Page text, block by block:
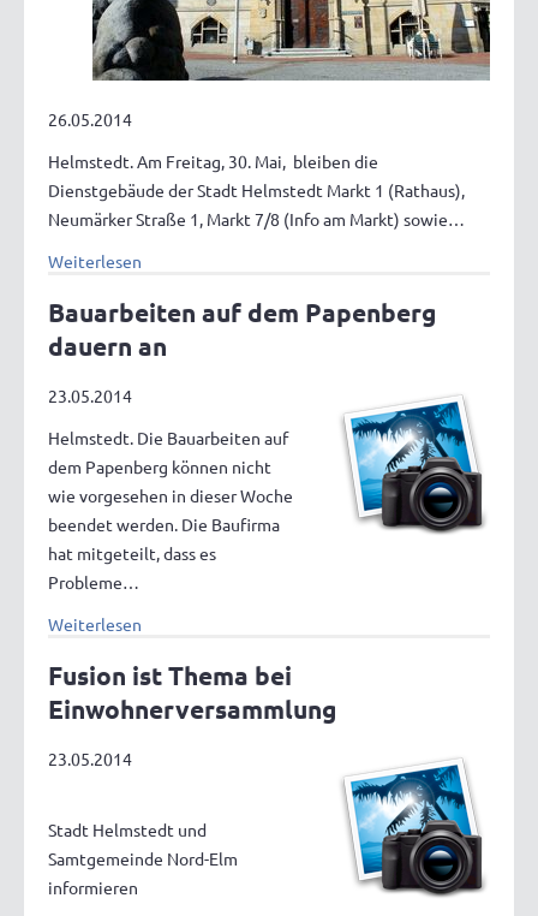
26.05.2014
Helmstedt. Am Freitag, 30. Mai, bleiben die
Dienstgebäude der Stadt Helmstedt Markt 1 (Rathaus),
Neumärker Straße 1, Markt 7/8 (Info am Markt) sowie…
Weiterlesen
Bauarbeiten auf dem Papenberg
dauern an
23.05.2014
Helmstedt. Die Bauarbeiten auf
dem Papenberg können nicht
wie vorgesehen in dieser Woche
beendet werden. Die Baufirma
hat mitgeteilt, dass es
Probleme…
Weiterlesen
Fusion ist Thema bei
Einwohnerversammlung
23.05.2014
Stadt Helmstedt und
Samtgemeinde Nord-Elm
informieren